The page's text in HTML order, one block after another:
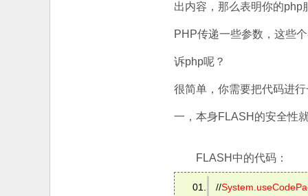
出内容，那么表明你的php
PHP传递一些参数，这些
诉php呢？
很简单，你需要把代码进
一，本身FLASH的安全性
FLASH中的代码：
//